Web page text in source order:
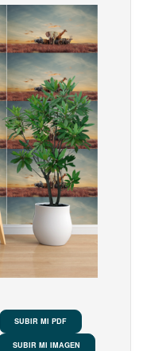
SUBIR MI PDF
SUBIR MI IMAGEN